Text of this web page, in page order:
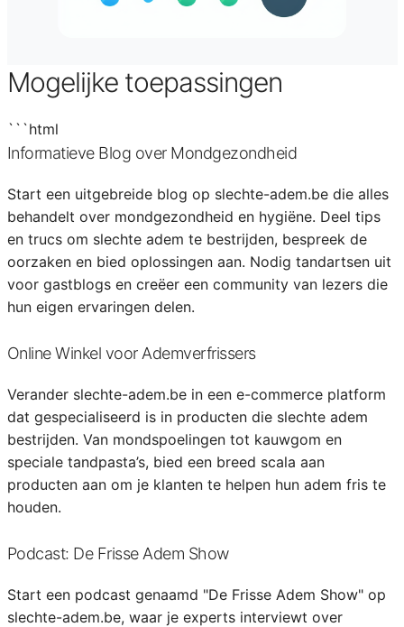
Mogelijke toepassingen
```html
Informatieve Blog over Mondgezondheid
Start een uitgebreide blog op slechte-adem.be die alles
behandelt over mondgezondheid en hygiëne. Deel tips
en trucs om slechte adem te bestrijden, bespreek de
oorzaken en bied oplossingen aan. Nodig tandartsen uit
voor gastblogs en creëer een community van lezers die
hun eigen ervaringen delen.
Online Winkel voor Ademverfrissers
Verander slechte-adem.be in een e-commerce platform
dat gespecialiseerd is in producten die slechte adem
bestrijden. Van mondspoelingen tot kauwgom en
speciale tandpasta’s, bied een breed scala aan
producten aan om je klanten te helpen hun adem fris te
houden.
Podcast: De Frisse Adem Show
Start een podcast genaamd "De Frisse Adem Show" op
slechte-adem.be, waar je experts interviewt over